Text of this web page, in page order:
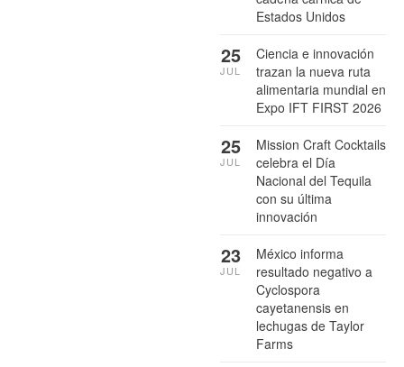
Estados Unidos
Ciencia e innovación
trazan la nueva ruta
alimentaria mundial en
Expo IFT FIRST 2026
25
JUL
Mission Craft Cocktails
celebra el Día
Nacional del Tequila
con su última
innovación
25
JUL
México informa
resultado negativo a
Cyclospora
cayetanensis en
lechugas de Taylor
Farms
23
JUL